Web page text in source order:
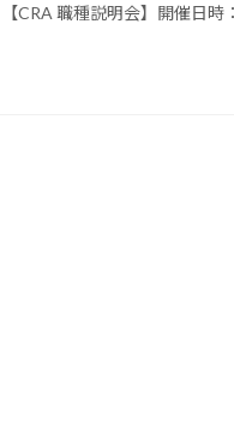
【CRA 職種説明会】開催日